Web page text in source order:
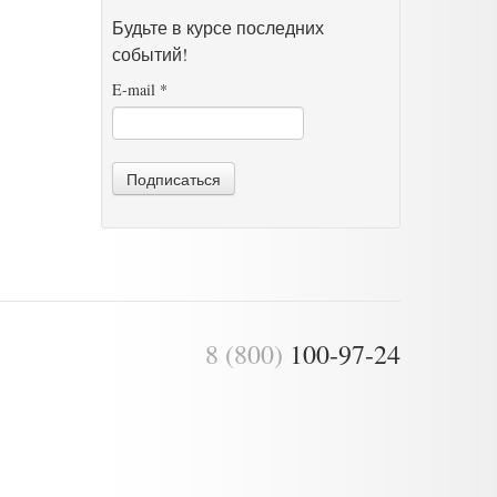
Будьте в курсе последних
событий!
E-mail *
Подписаться
8 (800) 100-97-24